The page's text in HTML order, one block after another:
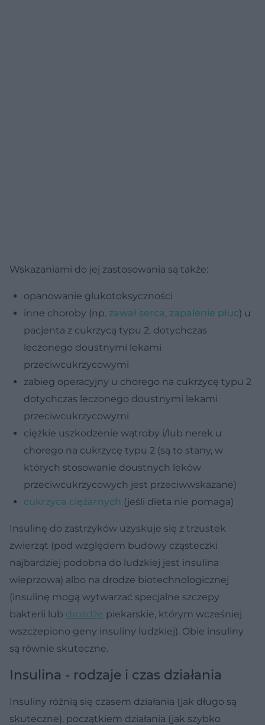
Wskazaniami do jej zastosowania są także:
opanowanie glukotoksyczności
inne choroby (np. zawał serca, zapalenie płuc) u
pacjenta z cukrzycą typu 2, dotychczas
leczonego doustnymi lekami
przeciwcukrzycowymi
zabieg operacyjny u chorego na cukrzycę typu 2
dotychczas leczonego doustnymi lekami
przeciwcukrzycowymi
ciężkie uszkodzenie wątroby i/lub nerek u
chorego na cukrzycę typu 2 (są to stany, w
których stosowanie doustnych leków
przeciwcukrzycowych jest przeciwwskazane)
cukrzyca ciężarnych (jeśli dieta nie pomaga)
Insulinę do zastrzyków uzyskuje się z trzustek
zwierząt (pod względem budowy cząsteczki
najbardziej podobna do ludzkiej jest insulina
wieprzowa) albo na drodze biotechnologicznej
(insulinę mogą wytwarzać specjalne szczepy
bakterii lub drożdże piekarskie, którym wcześniej
wszczepiono geny insuliny ludzkiej). Obie insuliny
są równie skuteczne.
Insulina - rodzaje i czas działania
Insuliny różnią się czasem działania (jak długo są
skuteczne), początkiem działania (jak szybko